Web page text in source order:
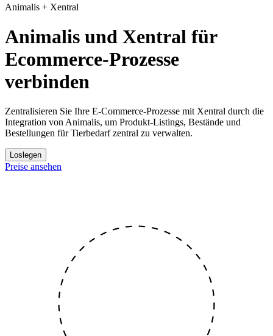
Animalis + Xentral
Animalis und Xentral für
Ecommerce-Prozesse
verbinden
Zentralisieren Sie Ihre E-Commerce-Prozesse mit Xentral durch die
Integration von Animalis, um Produkt-Listings, Bestände und
Bestellungen für Tierbedarf zentral zu verwalten.
Loslegen
Preise ansehen